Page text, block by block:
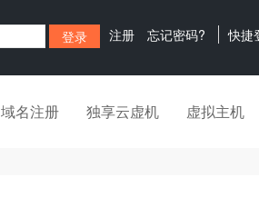
注册 忘记密码? 快捷
域名注册 独享云虚机 虚拟主机